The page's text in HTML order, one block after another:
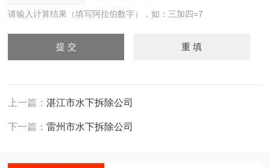
请输入计算结果（填写阿拉伯数字），如：三加四=7
上一篇：湛江市水下拆除公司
下一篇：雷州市水下拆除公司